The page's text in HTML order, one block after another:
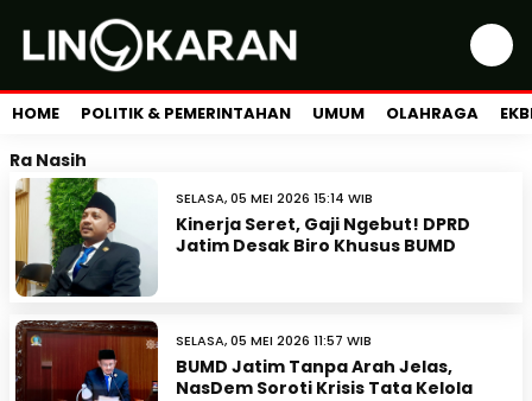
HOME POLITIK & PEMERINTAHAN UMUM OLAHRAGA
Ra Nasih
SELASA, 05 MEI 2026 15:14 WIB
Kinerja Seret, Gaji Ngebut! DPRD
Jatim Desak Biro Khusus BUMD
SELASA, 05 MEI 2026 11:57 WIB
BUMD Jatim Tanpa Arah Jelas,
NasDem Soroti Krisis Tata Kelola